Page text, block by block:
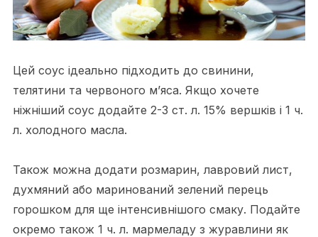
Цей соус ідеально підходить до свинини,
телятини та червоного м’яса. Якщо хочете
ніжніший соус додайте 2-3 ст. л. 15% вершків і 1 ч.
л. холодного масла.
Також можна додати розмарин, лавровий лист,
духмяний або маринований зелений перець
горошком для ще інтенсивнішого смаку. Подайте
окремо також 1 ч. л. мармеладу з журавлини як